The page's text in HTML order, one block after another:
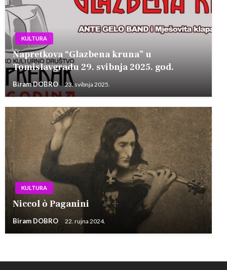
KULTURA
Napretkova “Glazbena kruna” u
Tomislavgradu 29. svibnja 2025. god.
Biram DOBRO 23. svibnja 2025.
KULTURA
Niccol ò Paganini
Biram DOBRO 22. rujna 2024.